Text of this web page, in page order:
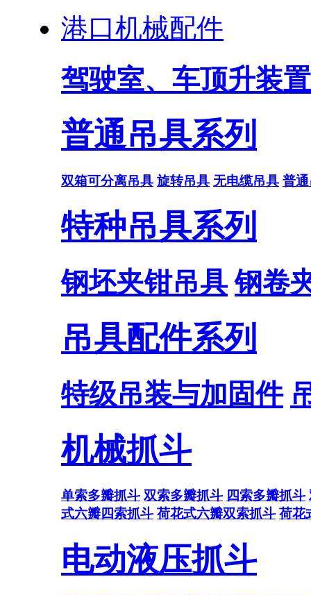
港口机械配件
驾驶室、车顶升装置
普通吊具系列
双箱可分离吊具 旋转吊具 无电缆吊具 普
特种吊具系列
钢坯夹钳吊具 钢卷
吊具配件系列
特级吊装与加固件
机械抓斗
单索多瓣抓斗 双索多瓣抓斗 四索多瓣抓斗
式六瓣四索抓斗 荷花式六瓣双索抓斗 荷花
电动液压抓斗